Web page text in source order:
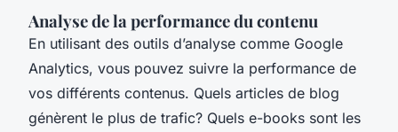
Analyse de la performance du contenu
En utilisant des outils d’analyse comme Google
Analytics, vous pouvez suivre la performance de
vos différents contenus. Quels articles de blog
génèrent le plus de trafic? Quels e-books sont les